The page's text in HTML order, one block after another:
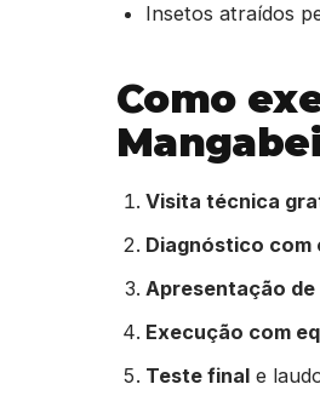
Insetos atraídos
Como
Visita técnica
Diagnóstico com
Apresentação
Execução com
Teste final e